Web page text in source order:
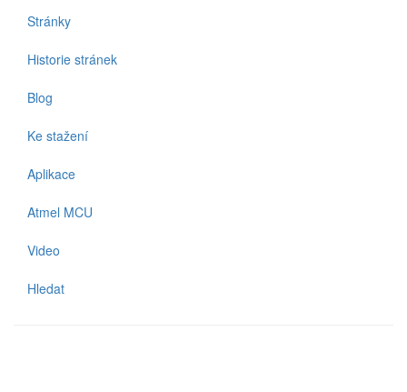
Stránky
Historie stránek
Blog
Ke stažení
Aplikace
Atmel MCU
Video
Hledat